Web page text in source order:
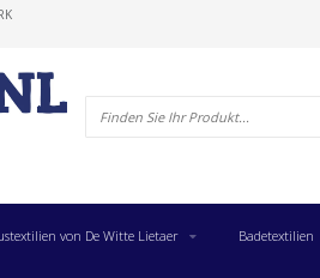
von De Witte Lietaer Badetextilien